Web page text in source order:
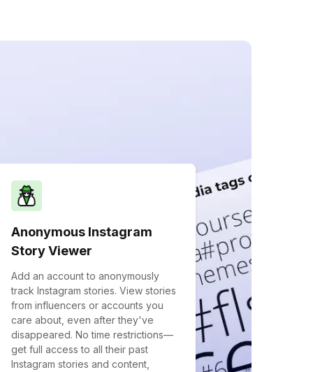
Anonymous Instagram
Story Viewer
Add an account to anonymously
track Instagram stories. View stories
from influencers or accounts you
care about, even after they've
disappeared. No time restrictions—
get full access to all their past
Instagram stories and content,